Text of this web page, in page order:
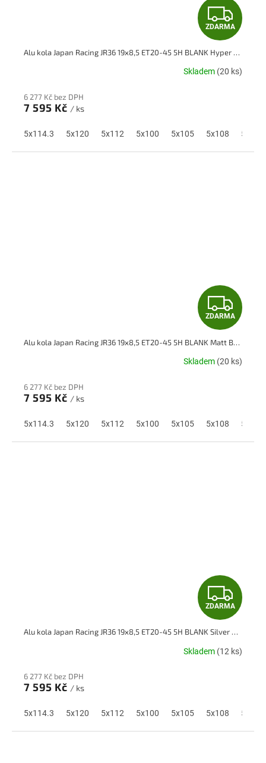
Z
D
A
A
ZDARMA
Alu kola Japan Racing JR36 19x8,5 ET20-45 5H BLANK Hyper Gray
Skladem (20 ks)
6 277 Kč bez DPH
7 595 Kč / ks
5x114.3 5x120 5x112 5x100 5x105 5x108 5x110
Z
D
A
A
ZDARMA
Alu kola Japan Racing JR36 19x8,5 ET20-45 5H BLANK Matt Bronze
Skladem (20 ks)
6 277 Kč bez DPH
7 595 Kč / ks
5x114.3 5x120 5x112 5x100 5x105 5x108 5x110
Z
D
A
A
ZDARMA
Alu kola Japan Racing JR36 19x8,5 ET20-45 5H BLANK Silver Machined Face
Skladem (12 ks)
6 277 Kč bez DPH
7 595 Kč / ks
5x114.3 5x120 5x112 5x100 5x105 5x108 5x110